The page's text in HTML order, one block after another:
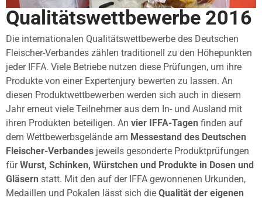
Qualitätswettbewerbe 2016
Die internationalen Qualitätswettbewerbe des Deutschen
Fleischer-Verbandes zählen traditionell zu den Höhepunkten
jeder IFFA. Viele Betriebe nutzen diese Prüfungen, um ihre
Produkte von einer Expertenjury bewerten zu lassen. An
diesen Produktwettbewerben werden sich auch in diesem
Jahr erneut viele Teilnehmer aus dem In- und Ausland mit
ihren Produkten beteiligen. An vier IFFA-Tagen finden auf
dem Wettbewerbsgelände am Messestand des Deutschen
Fleischer-Verbandes jeweils gesonderte Produktprüfungen
fürWurst, Schinken, Würstchen und Produkte in Dosen und
Gläsern statt. Mit den auf der IFFA gewonnenen Urkunden,
Medaillen und Pokalen lässt sich die Qualität der eigenen